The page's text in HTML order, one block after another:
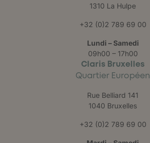
1310 La Hulpe
+32 (0)2 789 69 00
Lundi – Samedi
09h00 – 17h00
Claris Bruxelles
Quartier Européen
Rue Belliard 141
1040 Bruxelles
+32 (0)2 789 69 00